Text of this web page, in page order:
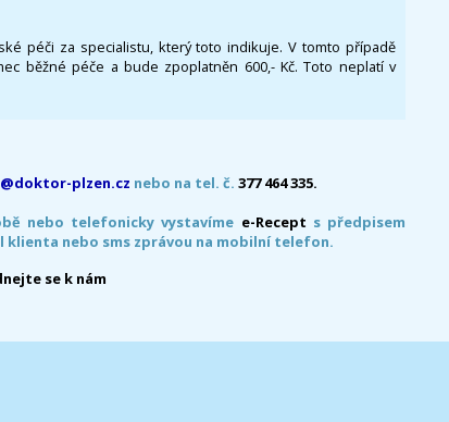
péči za specialistu, který toto indikuje. V tomto případě
běžné péče a bude zpoplatněn 600,- Kč. Toto neplatí v
plzen.cz nebo na tel. č. 377 464 335.
nebo telefonicky vystavíme e-Recept s předpisem
klienta nebo sms zprávou na mobilní telefon.
se k nám